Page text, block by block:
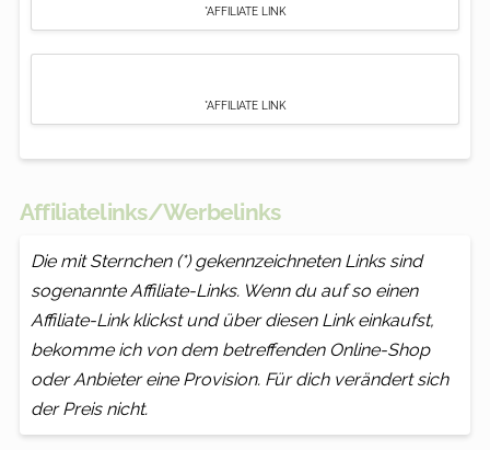
*AFFILIATE LINK
*AFFILIATE LINK
Affiliatelinks/Werbelinks
Die mit Sternchen (*) gekennzeichneten Links sind
sogenannte Affiliate-Links. Wenn du auf so einen
Affiliate-Link klickst und über diesen Link einkaufst,
bekomme ich von dem betreffenden Online-Shop
oder Anbieter eine Provision. Für dich verändert sich
der Preis nicht.